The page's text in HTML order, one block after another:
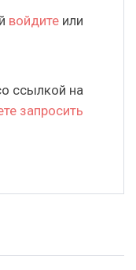
войдите или
ссылкой на
запросить